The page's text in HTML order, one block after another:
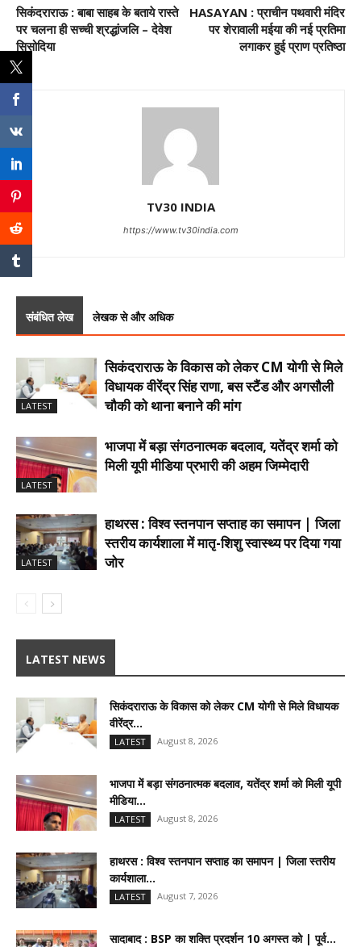
सिकंदराराऊ : बाबा साहब के बताये रास्ते
पर चलना ही सच्ची श्रद्धांजलि – देवेश
सिसोदिया
HASAYAN : प्राचीन पथवारी मंदिर
पर शेरावाली मईया की नई प्रतिमा
लगाकर हुई प्राण प्रतिष्ठा
TV30 INDIA
https://www.tv30india.com
संबंधित लेख लेखक से और अधिक
LATEST
सिकंदराराऊ के विकास को लेकर CM योगी से मिले
विधायक वीरेंद्र सिंह राणा, बस स्टैंड और अगसौली
चौकी को थाना बनाने की मांग
LATEST
भाजपा में बड़ा संगठनात्मक बदलाव, यतेंद्र शर्मा को
मिली यूपी मीडिया प्रभारी की अहम जिम्मेदारी
LATEST
हाथरस : विश्व स्तनपान सप्ताह का समापन | जिला
स्तरीय कार्यशाला में मातृ-शिशु स्वास्थ्य पर दिया गया
जोर
LATEST NEWS
सिकंदराराऊ के विकास को लेकर CM योगी से मिले विधायक
वीरेंद्र...
LATEST August 8, 2026
भाजपा में बड़ा संगठनात्मक बदलाव, यतेंद्र शर्मा को मिली यूपी
मीडिया...
LATEST August 8, 2026
हाथरस : विश्व स्तनपान सप्ताह का समापन | जिला स्तरीय
कार्यशाला...
LATEST August 7, 2026
सादाबाद : BSP का शक्ति प्रदर्शन 10 अगस्त को | पूर्व...